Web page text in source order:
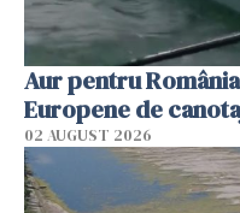
Aur pentru
Europene de
02 AUGUST 2026